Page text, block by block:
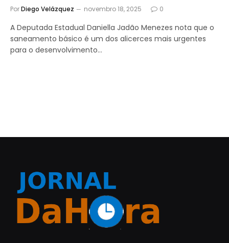
PorDiego Velázquez novembro 18, 2025 0
A Deputada Estadual Daniella Jadão Menezes nota que o
saneamento básico é um dos alicerces mais urgentes
para o desenvolvimento…